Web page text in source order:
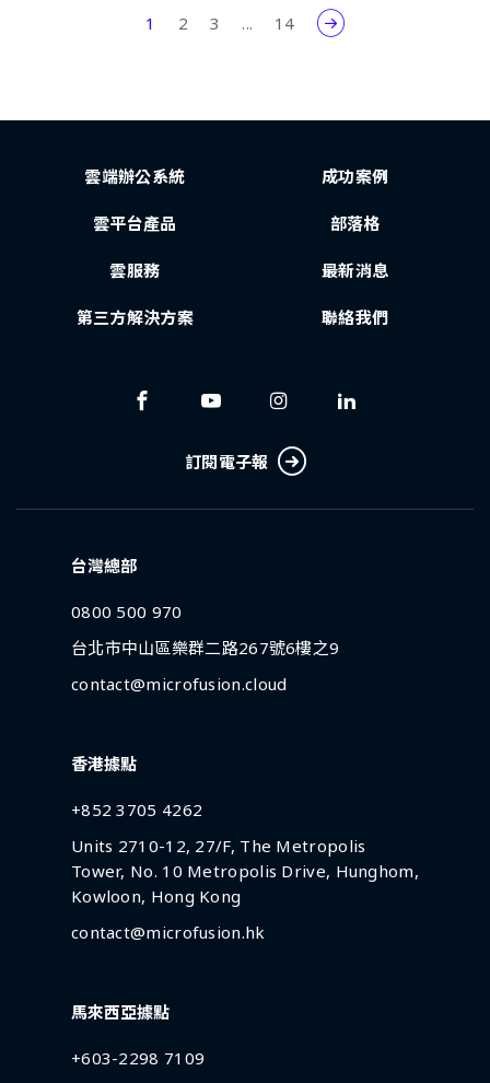
1 2 3 ... 14
雲端辦公系統
雲平台產品
雲服務
第三方解決方案
成功案例
部落格
最新消息
聯絡我們
訂閱電子報
台灣總部
0800 500 970
台北市中山區樂群二路267號6樓之9
contact@microfusion.cloud
香港據點
+852 3705 4262
Units 2710-12, 27/F, The Metropolis
Tower, No. 10 Metropolis Drive, Hunghom,
Kowloon, Hong Kong
contact@microfusion.hk
馬來西亞據點
+603-2298 7109